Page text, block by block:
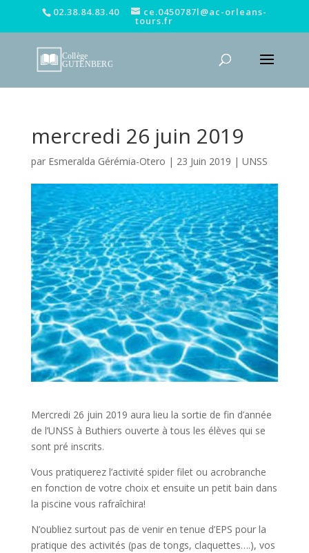
02.38.84.83.40 ce.0450787l@ac-orleans-
tours.fr
mercredi 26 juin 2019
par Esmeralda Gérémia-Otero | 23 Juin 2019 | UNSS
Mercredi 26 juin 2019 aura lieu la sortie de fin d’année
de l’UNSS à Buthiers ouverte à tous les élèves qui se
sont pré inscrits.
Vous pratiquerez l’activité spider filet ou acrobranche
en fonction de votre choix et ensuite un petit bain dans
la piscine vous rafraîchira!
N’oubliez surtout pas de venir en tenue d’EPS pour la
pratique des activités (pas de tongs, claquettes….), vos